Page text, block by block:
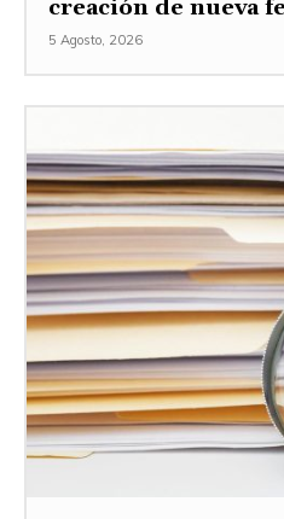
creación de nueva
5 Agosto, 2026